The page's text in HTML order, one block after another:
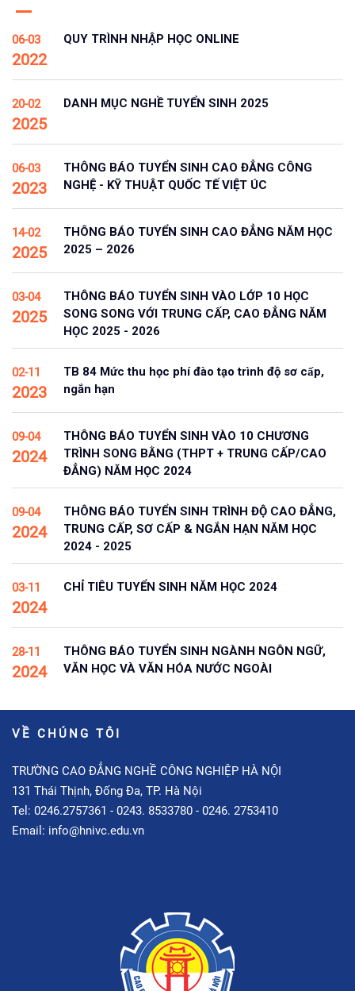
06-03
2022
QUY TRÌNH NHẬP HỌC ONLINE
20-02
2025
DANH MỤC NGHỀ TUYỂN SINH 2025
06-03
2023
THÔNG BÁO TUYỂN SINH CAO ĐẲNG CÔNG
NGHỆ - KỸ THUẬT QUỐC TẾ VIỆT ÚC
14-02
2025
THÔNG BÁO TUYỂN SINH CAO ĐẲNG NĂM HỌC
2025 – 2026
03-04
2025
THÔNG BÁO TUYỂN SINH VÀO LỚP 10 HỌC
SONG SONG VỚI TRUNG CẤP, CAO ĐẲNG NĂM
HỌC 2025 - 2026
02-11
2023
TB 84 Mức thu học phí đào tạo trình độ sơ cấp,
ngắn hạn
09-04
2024
THÔNG BÁO TUYỂN SINH VÀO 10 CHƯƠNG
TRÌNH SONG BẰNG (THPT + TRUNG CẤP/CAO
ĐẲNG) NĂM HỌC 2024
09-04
2024
THÔNG BÁO TUYỂN SINH TRÌNH ĐỘ CAO ĐẲNG,
TRUNG CẤP, SƠ CẤP & NGẮN HẠN NĂM HỌC
2024 - 2025
03-11
2024
CHỈ TIÊU TUYỂN SINH NĂM HỌC 2024
28-11
2024
THÔNG BÁO TUYỂN SINH NGÀNH NGÔN NGỮ,
VĂN HỌC VÀ VĂN HÓA NƯỚC NGOÀI
VỀ CHÚNG TÔI
TRƯỜNG CAO ĐẲNG NGHỀ CÔNG NGHIỆP HÀ NỘI
131 Thái Thịnh, Đống Đa, TP. Hà Nội
Tel: 0246.2757361 - 0243. 8533780 - 0246. 2753410
Email: info@hnivc.edu.vn